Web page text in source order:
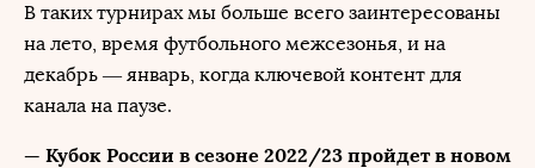
В таких турнирах мы больше всего заинтересованы
на лето, время футбольного межсезонья, и на
декабрь — январь, когда ключевой контент для
канала на паузе.
— Кубок России в сезоне 2022/23 пройдет в новом